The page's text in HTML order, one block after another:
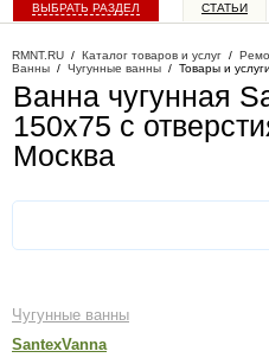
ВЫБРАТЬ РАЗДЕЛ СТАТЬИ
RMNT.RU / Каталог товаров и услуг /
Ванны / Чугунные ванны / Товары и услуги
Ванна чугунная
150х75 с
Москва
Чугунные ванны
SantexVanna